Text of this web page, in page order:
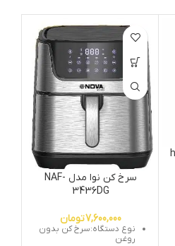
سرخ کن نوا مدل NAF-
3436DG
7,600,000تومان
نوع دستگاه:سرخ کن بدون
روغن